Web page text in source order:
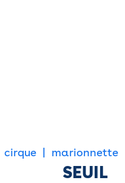
cirque marionnette
SEUIL